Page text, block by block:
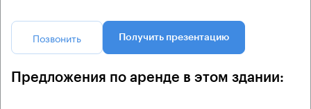
Позвонить Получить презентацию
Предложения по аренде в этом здании: